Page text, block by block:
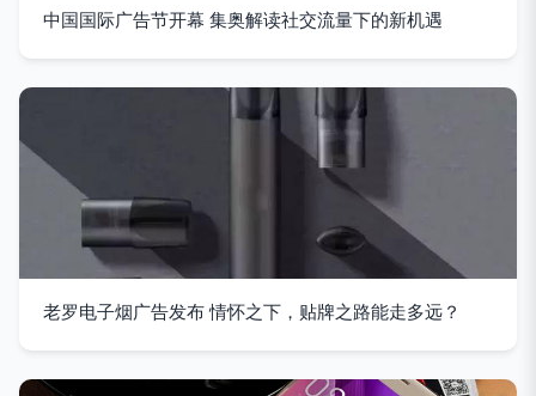
中国国际广告节开幕 集奥解读社交流量下的新机遇
老罗电子烟广告发布 情怀之下，贴牌之路能走多远？